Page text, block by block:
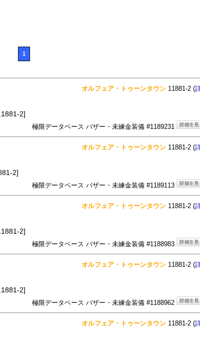
1
オルフェア・トゥーンタウン 11881-2 (
2]
極限データベース バザー・未練金装備 #1189231
オルフェア・トゥーンタウン 11881-2 (
2]
極限データベース バザー・未練金装備 #1189113
オルフェア・トゥーンタウン 11881-2 (
2]
極限データベース バザー・未練金装備 #1188983
オルフェア・トゥーンタウン 11881-2 (
2]
極限データベース バザー・未練金装備 #1188962
オルフェア・トゥーンタウン 11881-2 (